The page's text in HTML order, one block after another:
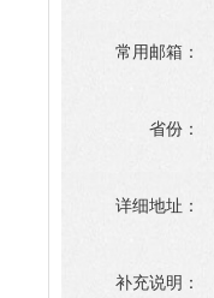
常用邮箱：
省份：
详细地址：
补充说明：